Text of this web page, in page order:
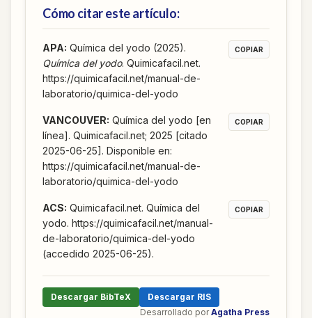
Cómo citar este artículo:
APA: Química del yodo (2025).
Química del yodo. Quimicafacil.net.
https://quimicafacil.net/manual-de-
laboratorio/quimica-del-yodo
COPIAR
VANCOUVER: Química del yodo [en
línea]. Quimicafacil.net; 2025 [citado
2025-06-25]. Disponible en:
https://quimicafacil.net/manual-de-
laboratorio/quimica-del-yodo
COPIAR
ACS: Quimicafacil.net. Química del
yodo. https://quimicafacil.net/manual-
de-laboratorio/quimica-del-yodo
(accedido 2025-06-25).
COPIAR
Descargar BibTeX
Descargar RIS
Desarrollado por Agatha Press